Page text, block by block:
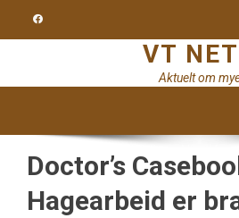
VT
Aktuelt om
Doctor’s
Hagearbeid er